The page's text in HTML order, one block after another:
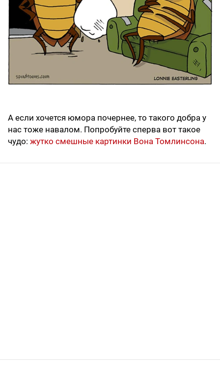
А если хочется юмора почернее, то такого добра у
нас тоже навалом. Попробуйте сперва вот такое
чудо: жутко смешные картинки Вона Томлинсона.